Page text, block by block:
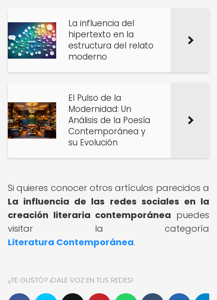
La influencia del
hipertexto en la
estructura del relato
moderno
El Pulso de la
Modernidad: Un
Análisis de la Poesía
Contemporánea y
su Evolución
Si quieres conocer otros artículos parecidos a
La influencia de las redes sociales en la
creación literaria contemporánea puedes
visitar la categoría
Literatura Contemporánea.
¿TE GUSTÓ? ¡DALE VOZ EN TUS REDES!